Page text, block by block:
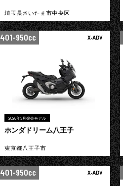
埼玉県さいたま市中央区
401-950cc X-ADV
2026年3月発売モデル
ホンダドリーム八王子
東京都八王子市
401-950cc X-ADV